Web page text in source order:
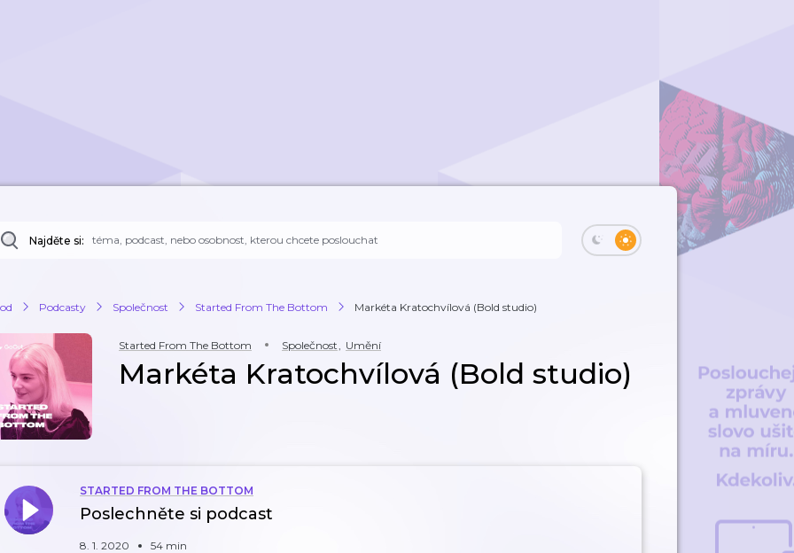
Najděte si:
Podcasty Společnost Started From The Bottom Markéta Kratochvílová (Bold studio)
Started From The Bottom Společnost, Umění
Markéta Kratochvílová (Bold studio)
STARTED FROM THE BOTTOM
Poslechněte si podcast
8. 1. 2020 54 min